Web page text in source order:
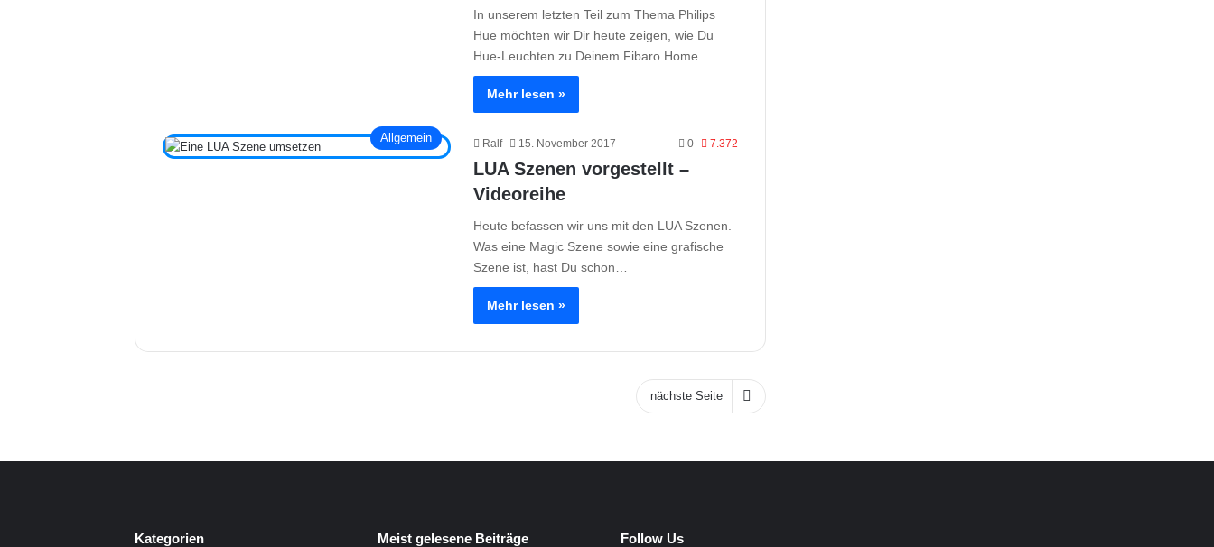
In unserem letzten Teil zum Thema Philips
Hue möchten wir Dir heute zeigen, wie Du
Hue-Leuchten zu Deinem Fibaro Home…
Mehr lesen »
Allgemein Ralf 15. November 2017 0 7.372
LUA Szenen vorgestellt –
Videoreihe
Heute befassen wir uns mit den LUA Szenen.
Was eine Magic Szene sowie eine grafische
Szene ist, hast Du schon…
Mehr lesen »
nächste Seite
Kategorien Meist gelesene Beiträge Follow Us